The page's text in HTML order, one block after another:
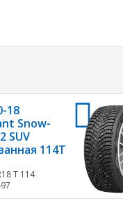
18
Snow-
SUV
114T
T 114